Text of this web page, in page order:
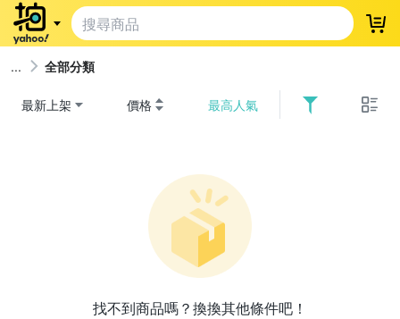
登
全部分類
最新上架 價格 最高人氣
找不到商品嗎？換換其他條件吧！